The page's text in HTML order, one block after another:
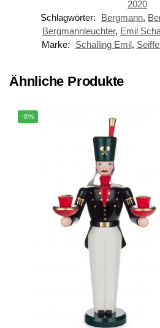
2020
Schlagwörter:
Bergmann,
Bergmannleuchter, Emil
Marke:
Schalling Emil,
Ähnliche Produkte
-8%